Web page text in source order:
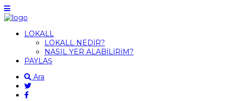
LOKALL
LOKALL NEDİR?
NASIL YER ALABİLİRİM?
PAYLAŞ
Ara